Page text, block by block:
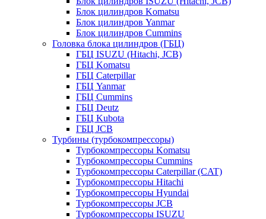
Блок цилиндров Komatsu
Блок цилиндров Yanmar
Блок цилиндров Cummins
Головка блока цилиндров (ГБЦ)
ГБЦ ISUZU (Hitachi, JCB)
ГБЦ Komatsu
ГБЦ Caterpillar
ГБЦ Yanmar
ГБЦ Cummins
ГБЦ Deutz
ГБЦ Kubota
ГБЦ JCB
Турбины (турбокомпрессоры)
Турбокомпрессоры Komatsu
Турбокомпрессоры Cummins
Турбокомпрессоры Caterpillar (CAT)
Турбокомпрессоры Hitachi
Турбокомпрессоры Hyundai
Турбокомпрессоры JCB
Турбокомпрессоры ISUZU